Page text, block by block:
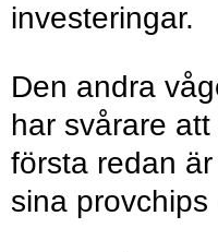
investeringar.
Den andra
har svårare
första redan
sina provchips